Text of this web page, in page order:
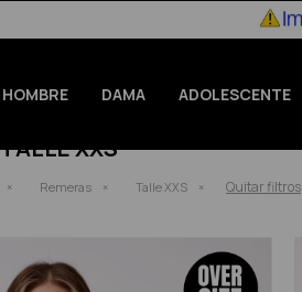
HOMBRE DAMA ADOLESCENTE
XXS
Remeras Talle XXS Quitar filtros